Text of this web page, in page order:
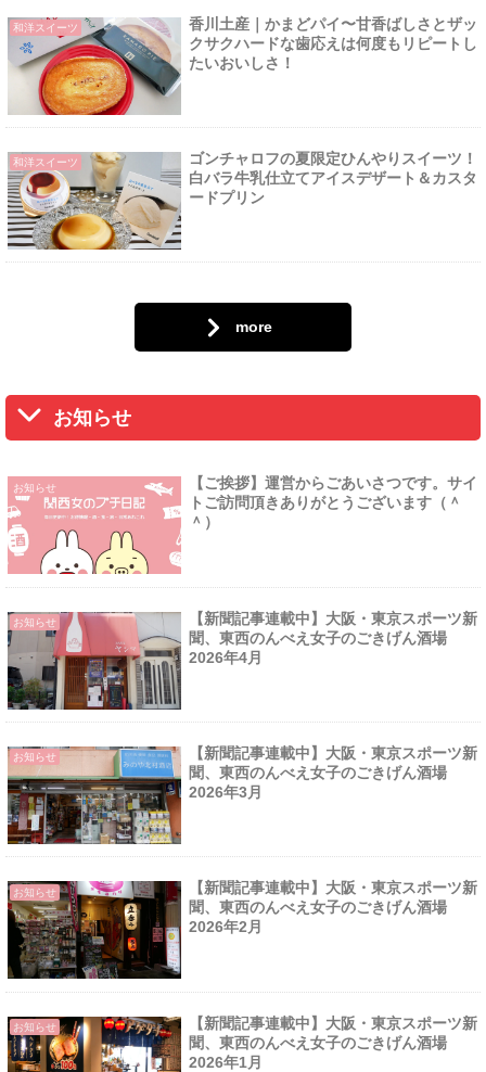
和洋スイーツ
香川土産｜かまどパイ〜甘香ばしさとザッ
クサクハードな歯応えは何度もリピートし
たいおいしさ！
和洋スイーツ
ゴンチャロフの夏限定ひんやりスイーツ！
白バラ牛乳仕立てアイスデザート＆カスタ
ードプリン
more
お知らせ
お知らせ
【ご挨拶】運営からごあいさつです。サイ
トご訪問頂きありがとうございます（＾
＾）
お知らせ
【新聞記事連載中】大阪・東京スポーツ新
聞、東西のんべえ女子のごきげん酒場
2026年4月
お知らせ
【新聞記事連載中】大阪・東京スポーツ新
聞、東西のんべえ女子のごきげん酒場
2026年3月
お知らせ
【新聞記事連載中】大阪・東京スポーツ新
聞、東西のんべえ女子のごきげん酒場
2026年2月
お知らせ
【新聞記事連載中】大阪・東京スポーツ新
聞、東西のんべえ女子のごきげん酒場
2026年1月